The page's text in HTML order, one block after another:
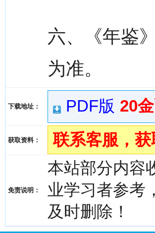
六、《年鉴
为准。
下载地址： PDF版 20
获取资料： 联系客服，
免责说明：
本站部分内容
业学习者参考
及时删除！